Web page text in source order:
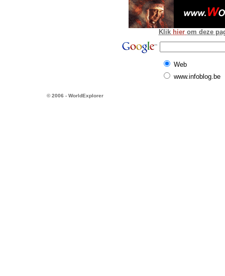
Klik hier om deze
Web
www.infoblog.be
© 2006 - WorldExplorer